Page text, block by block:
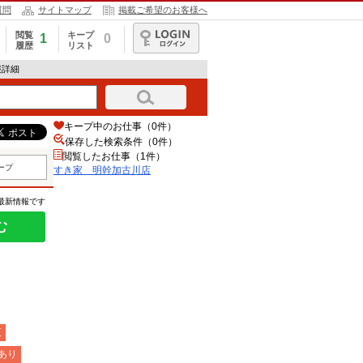
問 サイトマップ 掲載ご希望のお客様へ
閲覧
履歴
1
キープ
リスト
0
ログイン
細
プ
新情報です
り
キープ中のお仕事（0件）
保存した検索条件（0件）
閲覧したお仕事（1件）
すき家 明幹加古川店